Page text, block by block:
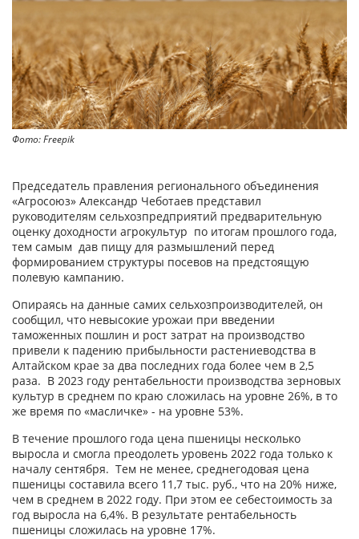
Фото: Freepik
Председатель правления регионального объединения
«Агросоюз» Александр Чеботаев представил
руководителям сельхозпредприятий предварительную
оценку доходности агрокультур по итогам прошлого года,
тем самым дав пищу для размышлений перед
формированием структуры посевов на предстоящую
полевую кампанию.
Опираясь на данные самих сельхозпроизводителей, он
сообщил, что невысокие урожаи при введении
таможенных пошлин и рост затрат на производство
привели к падению прибыльности растениеводства в
Алтайском крае за два последних года более чем в 2,5
раза. В 2023 году рентабельности производства зерновых
культур в среднем по краю сложилась на уровне 26%, в то
же время по «масличке» - на уровне 53%.
В течение прошлого года цена пшеницы несколько
выросла и смогла преодолеть уровень 2022 года только к
началу сентября. Тем не менее, среднегодовая цена
пшеницы составила всего 11,7 тыс. руб., что на 20% ниже,
чем в среднем в 2022 году. При этом ее себестоимость за
год выросла на 6,4%. В результате рентабельность
пшеницы сложилась на уровне 17%.